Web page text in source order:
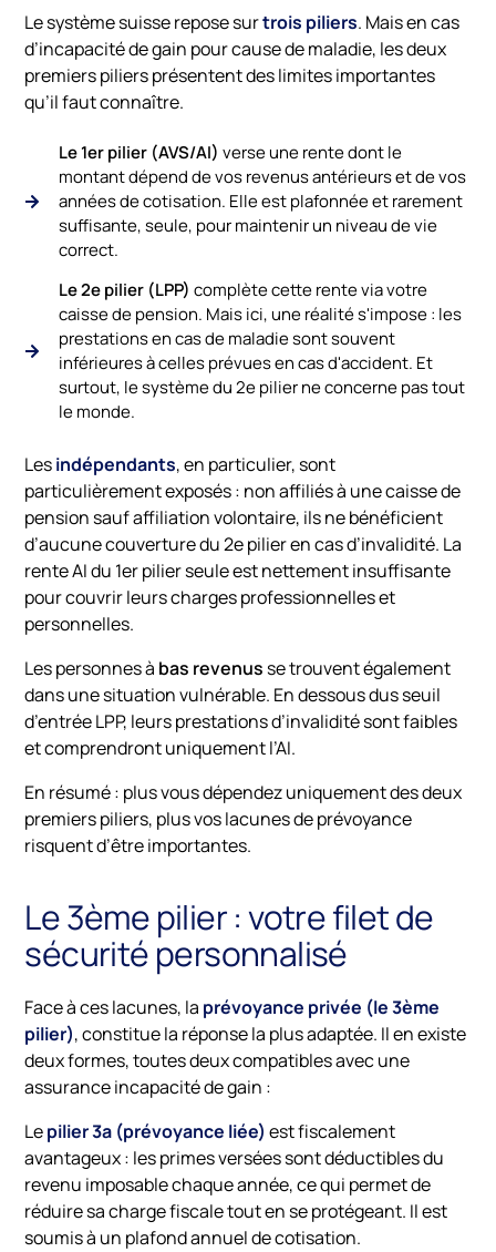
Le système suisse repose surtrois piliers. Mais en cas
d’incapacité de gain pour cause de maladie, les deux
premiers piliers présentent des limites importantes
qu’il faut connaître.
Le 1er pilier (AVS/AI) verse une rente dont le
montant dépend de vos revenus antérieurs et de vos
années de cotisation. Elle est plafonnée et rarement
suffisante, seule, pour maintenir un niveau de vie
correct.
Le 2e pilier (LPP) complète cette rente via votre
caisse de pension. Mais ici, une réalité s'impose : les
prestations en cas de maladie sont souvent
inférieures à celles prévues en cas d'accident. Et
surtout, le système du 2e pilier ne concerne pas tout
le monde.
Lesindépendants, en particulier, sont
particulièrement exposés : non affiliés à une caisse de
pension sauf affiliation volontaire, ils ne bénéficient
d’aucune couverture du 2e pilier en cas d’invalidité. La
rente AI du 1er pilier seule est nettement insuffisante
pour couvrir leurs charges professionnelles et
personnelles.
Les personnes à bas revenus se trouvent également
dans une situation vulnérable. En dessous dus seuil
d’entrée LPP, leurs prestations d’invalidité sont faibles
et comprendront uniquement l’AI.
En résumé : plus vous dépendez uniquement des deux
premiers piliers, plus vos lacunes de prévoyance
risquent d’être importantes.
Le 3ème pilier : votre filet de
sécurité personnalisé
Face à ces lacunes, la prévoyance privée (le 3ème
pilier), constitue la réponse la plus adaptée. Il en existe
deux formes, toutes deux compatibles avec une
assurance incapacité de gain :
Lepilier 3a (prévoyance liée) est fiscalement
avantageux : les primes versées sont déductibles du
revenu imposable chaque année, ce qui permet de
réduire sa charge fiscale tout en se protégeant. Il est
soumis à un plafond annuel de cotisation.